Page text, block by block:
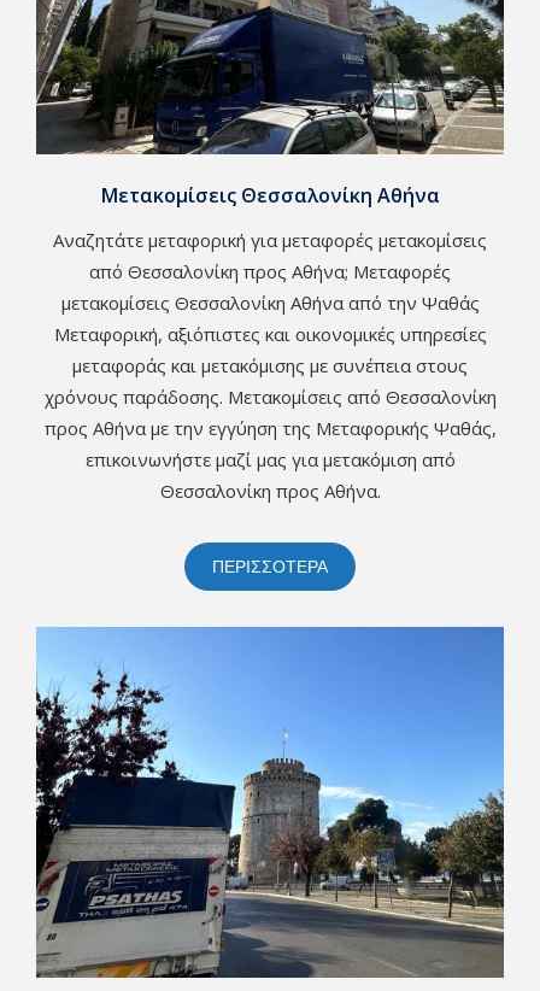
Μετακομίσεις Θεσσαλονίκη Αθήνα
Αναζητάτε μεταφορική για μεταφορές μετακομίσεις
από Θεσσαλονίκη προς Αθήνα; Μεταφορές
μετακομίσεις Θεσσαλονίκη Αθήνα από την Ψαθάς
Μεταφορική, αξιόπιστες και οικονομικές υπηρεσίες
μεταφοράς και μετακόμισης με συνέπεια στους
χρόνους παράδοσης. Μετακομίσεις από Θεσσαλονίκη
προς Αθήνα με την εγγύηση της Μεταφορικής Ψαθάς,
επικοινωνήστε μαζί μας για μετακόμιση από
Θεσσαλονίκη προς Αθήνα.
ΠΕΡΙΣΣΟΤΕΡΑ